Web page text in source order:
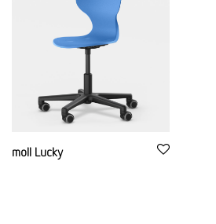
moll Lucky